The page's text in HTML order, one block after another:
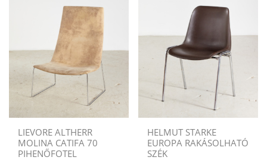
LIEVORE ALTHERR
MOLINA CATIFA 70
PIHENŐFOTEL
HELMUT STARKE
EUROPA RAKÁSOLHATÓ
SZÉK